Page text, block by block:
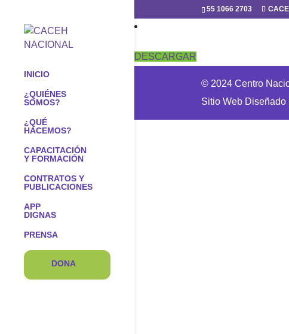
55 1066 2703
INICIO
¿QUIÉNES
SOMOS?
¿QUÉ
HACEMOS?
CAPACITACIÓN
Y FORMACIÓN
CONTRATOS Y
PUBLICACIONES
APP
DIGNAS
PRENSA
DONA
DESCARGAR
© 2024 Centro
Sitio Web Diseñado